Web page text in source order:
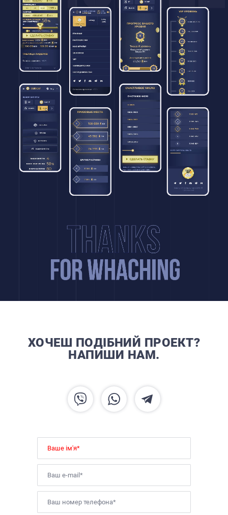
ХОЧЕШ ПОДІБНИЙ ПРОЕКТ?
НАПИШИ НАМ.